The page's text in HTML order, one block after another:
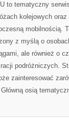
to tematyczny
kolejowych
mobilnością.
z myślą o
ale również o
podróżniczych.
zainteresować
osią